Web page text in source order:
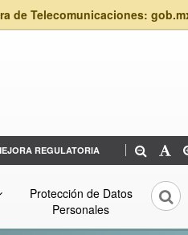
de Telecomunicaciones:
REGULATORIA
Protección de Datos
Personales